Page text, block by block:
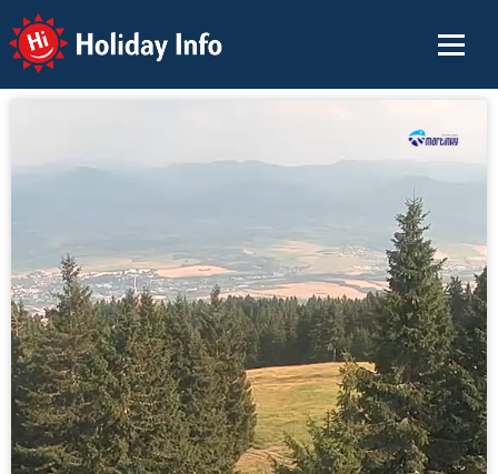
Holiday Info